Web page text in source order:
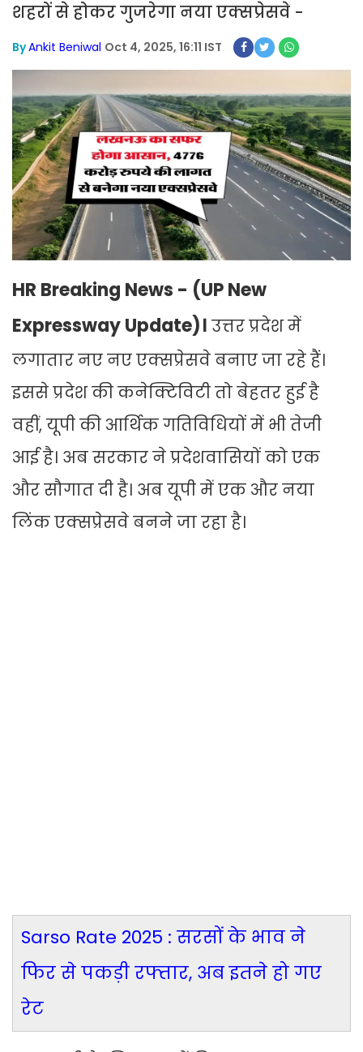
शहरों से होकर गुजरेगा नया एक्सप्रेसवे -
ByAnkit Beniwal Oct 4, 2025, 16:11 IST
HR Breaking News - (UP New
Expressway Update)। उत्तर प्रदेश में
लगातार नए नए एक्सप्रेसवे बनाए जा रहे हैं।
इससे प्रदेश की कनेक्टिविटी तो बेहतर हुई है
वहीं, यूपी की आर्थिक गतिविधियों में भी तेजी
आई है। अब सरकार ने प्रदेशवासियों को एक
और सौगात दी है। अब यूपी में एक और नया
लिंक एक्सप्रेसवे बनने जा रहा है।
Sarso Rate 2025 : सरसों के भाव ने
फिर से पकड़ी रफ्तार, अब इतने हो गए
रेट